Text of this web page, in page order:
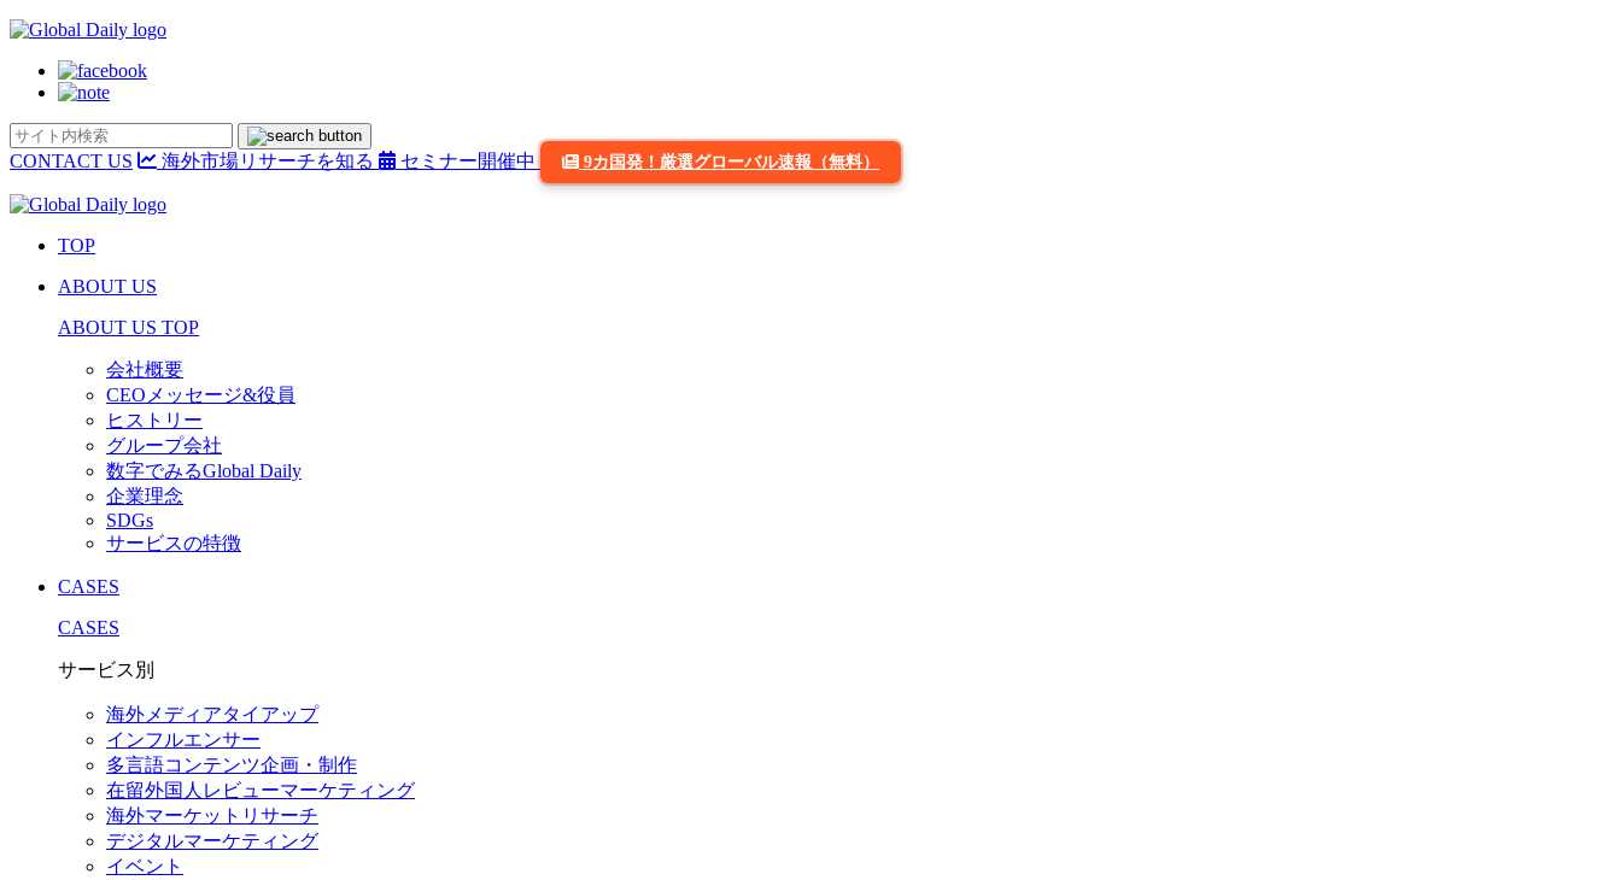
CONTACT US 海外市場リサーチを知る セミナー開催中 9カ国発！厳選グローバル速報（無料）
TOP
ABOUT US
ABOUT US TOP
会社概要
CEOメッセージ&役員
ヒストリー
グループ会社
数字でみるGlobal Daily
企業理念
SDGs
サービスの特徴
CASES
CASES
サービス別
海外メディアタイアップ
インフルエンサー
多言語コンテンツ企画・制作
在留外国⼈レビューマーケティング
海外マーケットリサーチ
デジタルマーケティング
イベント